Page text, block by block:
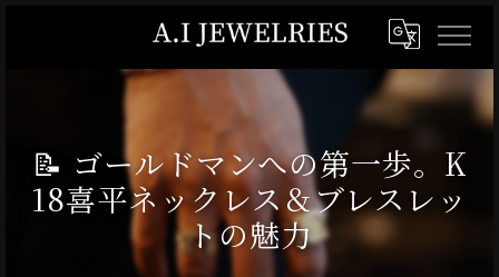
📝 ゴールドマンへの第一歩。K
18喜平ネックレス＆ブレスレッ
トの魅力